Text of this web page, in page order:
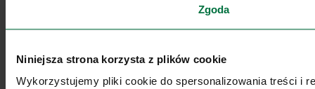
Zgoda
Niniejsza strona korzysta z plików cookie
Wykorzystujemy pliki cookie do spersonalizowania treści i